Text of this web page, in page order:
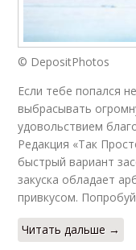
© DepositPhotos
Если тебе попался
выбрасывать
удовольствием
Редакция «Так
быстрый вариант
закуска обладает
привкусом.
Читать дальше →